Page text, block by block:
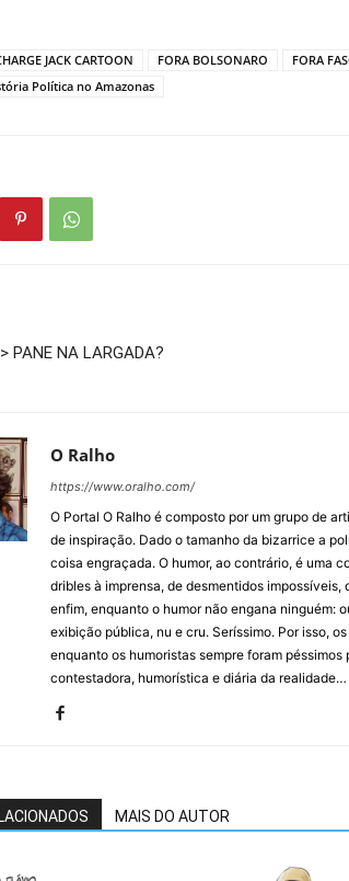
JACK CARTOON FORA BOLSONARO FORA
Política no Amazonas
PANE NA LARGADA?
O Ralho
https://www.oralho.com/
O Portal O Ralho é composto por um grupo de
de inspiração. Dado o tamanho da bizarrice a
coisa engraçada. O humor, ao contrário, é uma
dribles à imprensa, de desmentidos impossíveis,
enfim, enquanto o humor não engana ninguém:
exibição pública, nu e cru. Seríssimo. Por isso,
enquanto os humoristas sempre foram
contestadora, humorística e diária da realidade…
MAIS DO AUTOR